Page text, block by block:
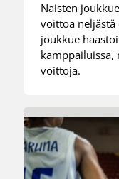
Naisten
voittoa neljästä
joukkue
kamppailuissa,
voittoja.